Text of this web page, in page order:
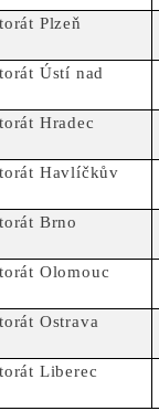
Plzeň
Ústí nad
Hradec
Havlíčkův
Brno
Olomouc
Ostrava
Liberec